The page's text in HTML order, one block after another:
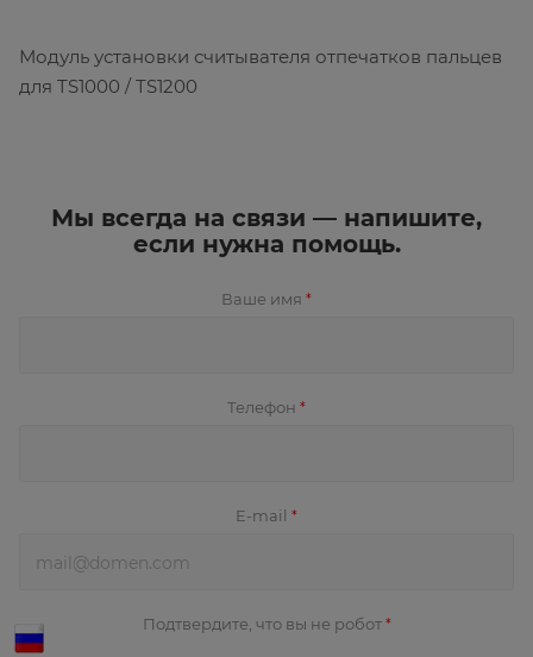
Модуль установки считывателя отпечатков пальцев
для TS1000 / TS1200
Мы всегда на связи — напишите,
если нужна помощь.
Ваше имя *
Телефон *
E-mail *
Подтвердите, что вы не робот *